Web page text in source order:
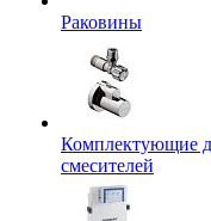
Раковины
Комплектующие
смесителей